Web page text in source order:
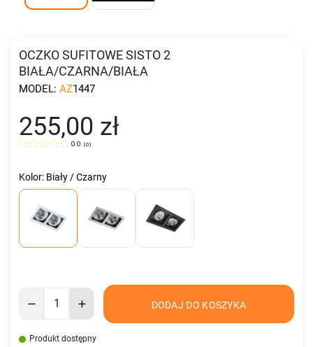
OCZKO SUFITOWE SISTO 2
BIAŁA/CZARNA/BIAŁA
MODEL: AZ1447
255,00 zł
0.0 (0)
Kolor: Biały / Czarny
DODAJ DO KOSZYKA
Produkt dostępny